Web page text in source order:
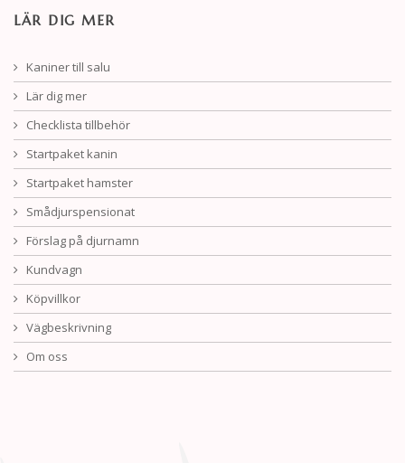
LÄR DIG MER
Kaniner till salu
Lär dig mer
Checklista tillbehör
Startpaket kanin
Startpaket hamster
Smådjurspensionat
Förslag på djurnamn
Kundvagn
Köpvillkor
Vägbeskrivning
Om oss